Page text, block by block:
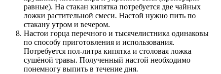
равные). На стакан кипятка потребуется две чайных
ложки растительной смеси. Настой нужно пить по
стакану утром и вечером.
Настои горца перечного и тысячелистника одинаковы
по способу приготовления и использования.
Потребуется пол-литра кипятка и столовая ложка
сушёной травы. Полученный настой необходимо
понемногу выпить в течение дня.